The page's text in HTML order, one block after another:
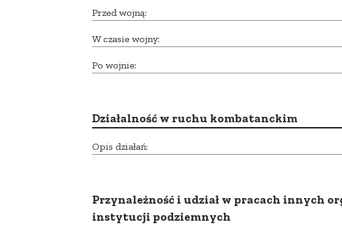
Przed wojną:
W czasie wojny:
Po wojnie:
Działalność w ruchu kombatanckim
Opis działań:
Przynależność i udział w pracach innych
instytucji podziemnych